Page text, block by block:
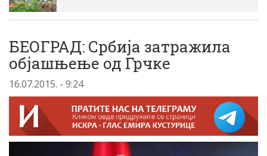
БЕОГРАД: Србија затражила
објашњење од Грчке
16.07.2015. - 9:24